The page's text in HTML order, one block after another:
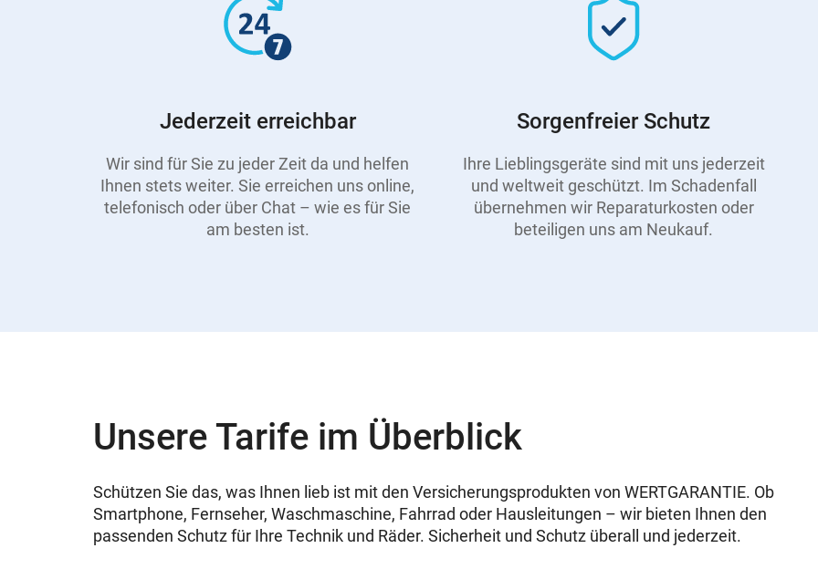
Jederzeit erreichbar
Wir sind für Sie zu jeder Zeit da und helfen
Ihnen stets weiter. Sie erreichen uns online,
telefonisch oder über Chat – wie es für Sie
am besten ist.
Sorgenfreier Schutz
Ihre Lieblingsgeräte sind mit uns jederzeit
und weltweit geschützt. Im Schadenfall
übernehmen wir Reparaturkosten oder
beteiligen uns am Neukauf.
Unsere Tarife im Überblick
Schützen Sie das, was Ihnen lieb ist mit den Versicherungsprodukten von WERTGARANTIE. Ob
Smartphone, Fernseher, Waschmaschine, Fahrrad oder Hausleitungen – wir bieten Ihnen den
passenden Schutz für Ihre Technik und Räder. Sicherheit und Schutz überall und jederzeit.